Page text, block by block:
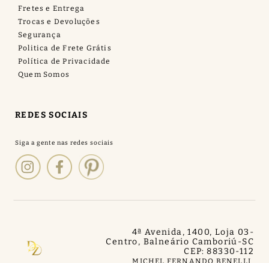
Fretes e Entrega
Trocas e Devoluções
Segurança
Politica de Frete Grátis
Política de Privacidade
Quem Somos
REDES SOCIAIS
MICHEL FERNANDO BENELLI
4ª Avenida, 1400, Loja 03 -
Centro, Balneário Camboriú-SC
CEP: 88330-112